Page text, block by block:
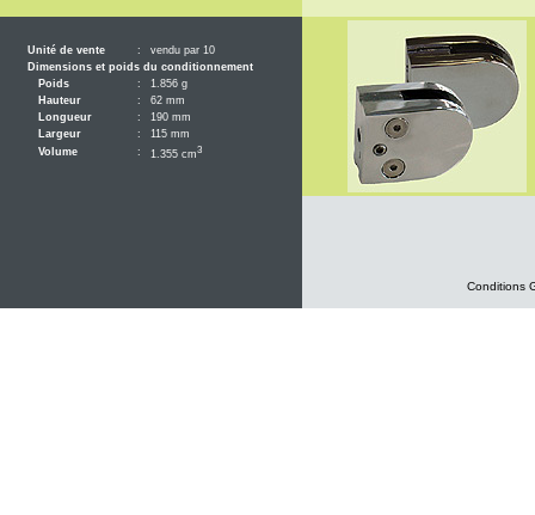
Unité de vente :
vendu par 10
Dimensions et poids du conditionnement
Poids
:
1.856 g
Hauteur
:
62 mm
Longueur
:
190 mm
Largeur
:
115 mm
Volume
: 1.355 cm3
Conditions